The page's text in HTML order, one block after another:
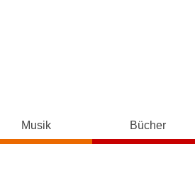
Musik Bücher